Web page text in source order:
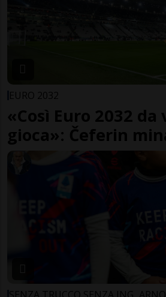
EURO 2032
«Così Euro 2032 da
gioca»: Čeferin